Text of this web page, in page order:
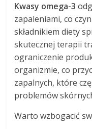
Kwasy omega-3
zapaleniami, co
składnikiem diety
skutecznej terapii
ograniczenie
organizmie, co
zapalnych, które
problemów
Warto wzbogacić